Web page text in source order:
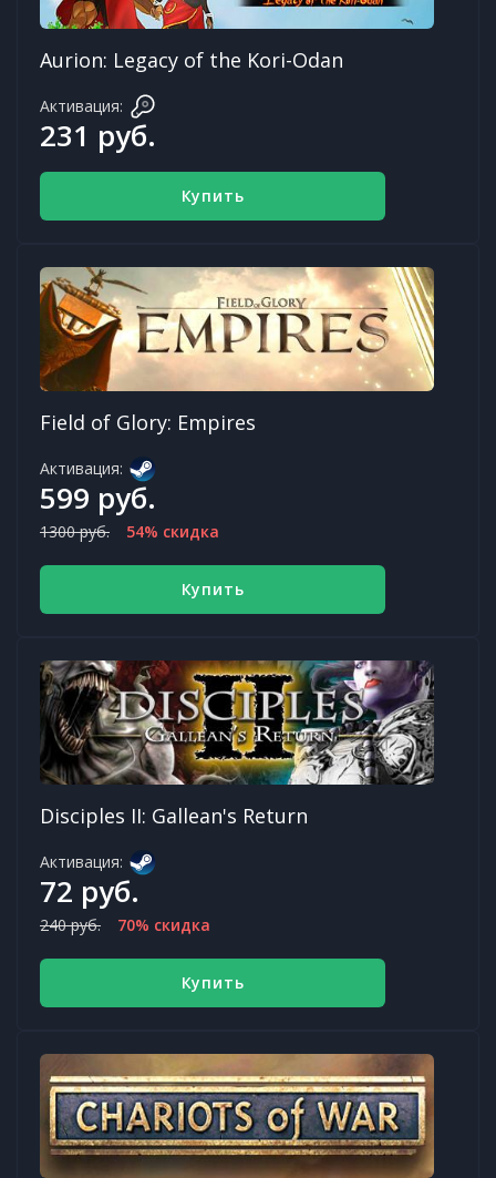
Aurion: Legacy of the Kori-Odan
Активация:
231 руб.
Купить
Field of Glory: Empires
Активация:
599 руб.
1300 руб. 54% скидка
Купить
Disciples II: Gallean's Return
Активация:
72 руб.
240 руб. 70% скидка
Купить